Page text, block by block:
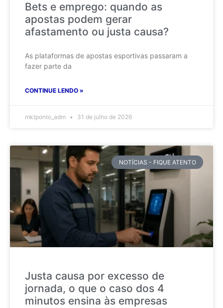
Bets e emprego: quando as
apostas podem gerar
afastamento ou justa causa?
As plataformas de apostas esportivas passaram a
fazer parte da
CONTINUE LENDO »
mktponto_adm 31 de julho de 2026
NOTÍCIAS - FIQUE ATENTO
Justa causa por excesso de
jornada, o que o caso dos 4
minutos ensina às empresas